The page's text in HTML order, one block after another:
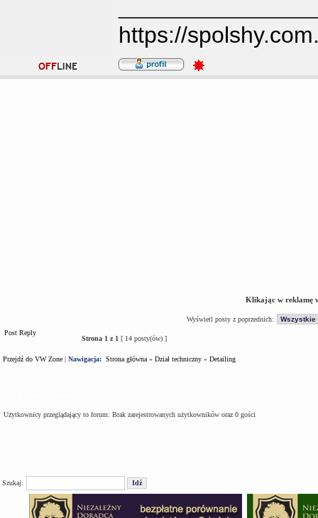
https://
Klikając w reklamę
Wyświetl posty z poprzednich:
Post Reply
Strona 1 z 1 [ 14 posty(ów) ]
Przejdź do VW Zone | Nawigacja: Strona główna » Dział techniczny » Detailing
Użytkownicy przeglądający to forum: Brak zarejestrowanych użytkowników oraz 0 gości
Szukaj: